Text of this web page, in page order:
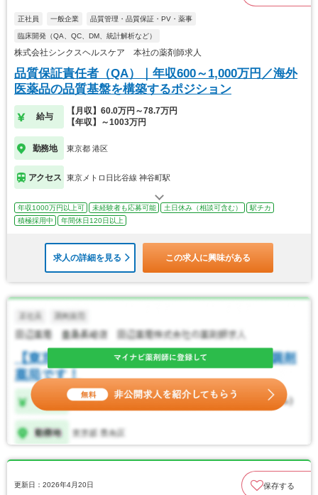
正社員 一般企業 品質管理・品質保証・PV・薬事
臨床開発（QA、QC、DM、統計解析など）
株式会社シンクスヘルスケア 本社の薬剤師求人
品質保証責任者（QA）｜年収600～1,000万円／海外
医薬品の品質基盤を構築するポジション
給与
【月収】60.0万円～78.7万円
【年収】～1003万円
勤務地 東京都 港区
アクセス 東京メトロ日比谷線 神谷町駅
年収1000万円以上可 未経験者も応募可能 土日休み（相談可含む）
駅チカ
積極採用中
年間休日120日以上
求人の詳細を見る この求人に興味がある
更新日：2026年4月20日 保存する